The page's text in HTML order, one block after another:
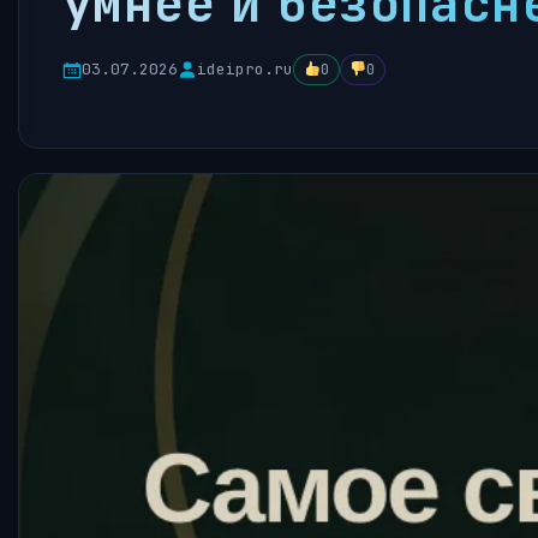
03.07.2026 ideipro.ru 0 0